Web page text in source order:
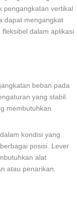
pengangkatan vertikal
dapat mengangkat
dalam aplikasi
beban pada
yang stabil.
membutuhkan
kondisi yang
posisi. Lever
alat
atau penarikan.